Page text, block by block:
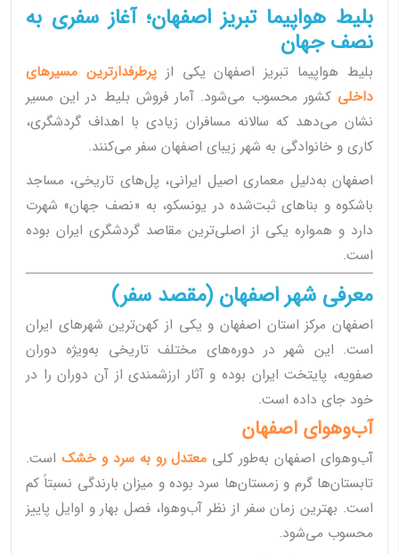
بلیط هواپیما تبریز اصفهان؛ آغاز سفری به
نصف جهان
بلیط هواپیما تبریز اصفهان یکی ازپرطرفدارترین مسیرهای
داخلی کشور محسوب می‌شود. آمار فروش بلیط در این مسیر
نشان می‌دهد که سالانه مسافران زیادی با اهداف گردشگری،
کاری و خانوادگی به شهر زیبای اصفهان سفر می‌کنند.
اصفهان به‌دلیل معماری اصیل ایرانی، پل‌های تاریخی، مساجد
باشکوه و بناهای ثبت‌شده در یونسکو، به «نصف جهان» شهرت
دارد و همواره یکی از اصلی‌ترین مقاصد گردشگری ایران بوده
است.
معرفی شهر اصفهان (مقصد سفر)
اصفهان مرکز استان اصفهان و یکی از کهن‌ترین شهرهای ایران
است. این شهر در دوره‌های مختلف تاریخی به‌ویژه دوران
صفویه، پایتخت ایران بوده و آثار ارزشمندی از آن دوران را در
خود جای داده است.
آب‌وهوای اصفهان
آب‌وهوای اصفهان به‌طور کلی معتدل رو به سرد و خشک است.
تابستان‌ها گرم و زمستان‌ها سرد بوده و میزان بارندگی نسبتاً کم
است. بهترین زمان سفر از نظر آب‌وهوا، فصل بهار و اوایل پاییز
محسوب می‌شود.